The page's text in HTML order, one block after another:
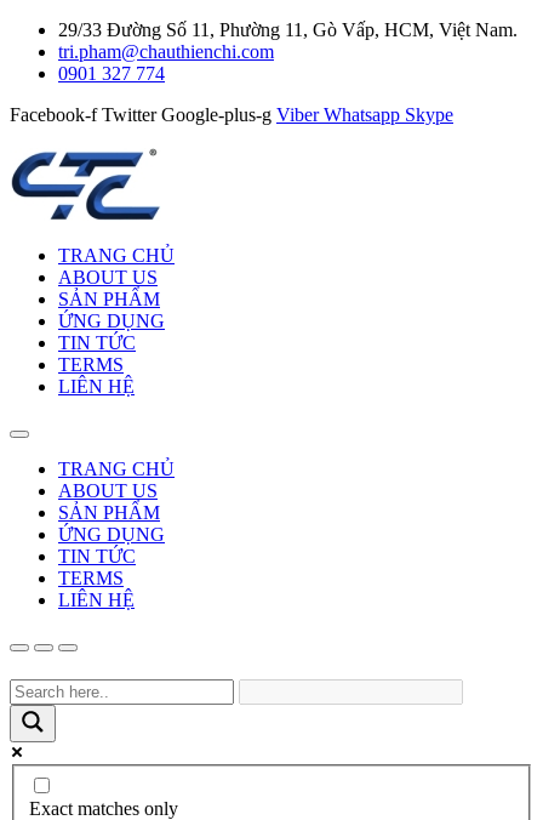
29/33 Đường Số 11, Phường 11, Gò Vấp, HCM, Việt Nam.
tri.pham@chauthienchi.com
0901 327 774
Facebook-f Twitter Google-plus-g Viber Whatsapp Skype
TRANG CHỦ
ABOUT US
SẢN PHẨM
ỨNG DỤNG
TIN TỨC
TERMS
LIÊN HỆ
TRANG CHỦ
ABOUT US
SẢN PHẨM
ỨNG DỤNG
TIN TỨC
TERMS
LIÊN HỆ
Exact matches only